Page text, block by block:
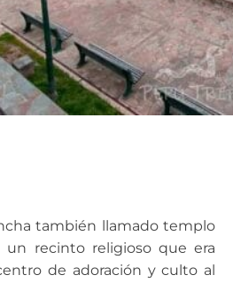
también llamado templo
un recinto religioso que era
de adoración y culto al